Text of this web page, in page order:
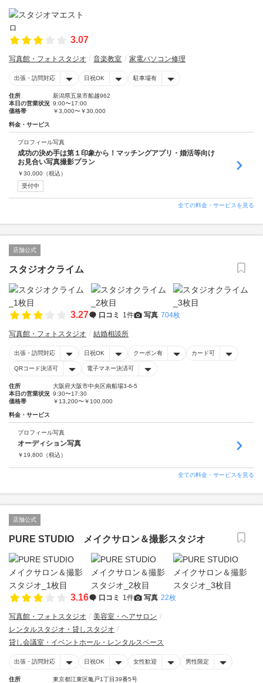
3.07
写真館・フォトスタジオ 音楽教室 家電パソコン修理
出張・訪問対応 日祝OK 駐車場有
住所
新潟県五泉市船越962
本日の営業状況 9:00〜17:00
価格帯
￥3,000〜￥30,000
料金・サービス
プロフィール写真
成功の決め手は第１印象から！マッチングアプリ・婚活等向け
お見合い写真撮影プラン
￥30,000 （税込）
受付中
全ての料金・サービスを見る
店舗公式
スタジオクライム
3.27 口コミ 1件 写真 704枚
写真館・フォトスタジオ 結婚相談所
出張・訪問対応 日祝OK クーポン有 カード可
QRコード決済可 電子マネー決済可
住所
大阪府大阪市中央区南船場3-6-5
本日の営業状況 9:30〜17:30
価格帯
￥13,200〜￥100,000
料金・サービス
プロフィール写真
オーディション写真
￥ 19,800 （税込）
全ての料金・サービスを見る
店舗公式
PURE STUDIO メイクサロン＆撮影スタジオ
3.16 口コミ 1件 写真 22枚
写真館・フォトスタジオ
美容室・ヘアサロン
レンタルスタジオ・貸しスタジオ
貸し会議室・イベントホール・レンタルスペース
出張・訪問対応 日祝OK 女性歓迎 男性限定
住所
東京都江東区亀戸1丁目39番5号